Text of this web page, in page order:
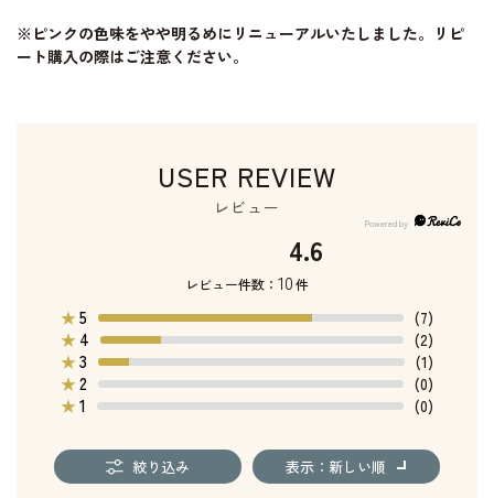
※ピンクの色味をやや明るめにリニューアルいたしました。リピ
ート購入の際はご注意ください。
USER REVIEW
レビュー
4.6
レビュー件数： 10件
★5
(7)
★ 4
(2)
★3
(1)
★2
(0)
★1 (0)
絞り込み 表示：新しい順